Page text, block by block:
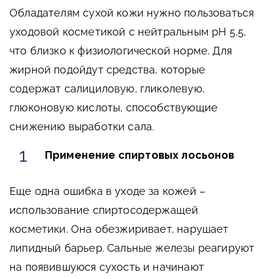
Обладателям сухой кожи нужно пользоваться
уходовой косметикой с нейтральным pH 5,5,
что близко к физиологической норме. Для
жирной подойдут средства, которые
содержат салициловую, гликолевую,
глюконовую кислоты, способствующие
снижению выработки сала.
Применение спиртовых лосьонов
Еще одна ошибка в уходе за кожей –
использование спиртосодержащей
косметики. Она обезжиривает, нарушает
липидный барьер. Сальные железы реагируют
на появившуюся сухость и начинают